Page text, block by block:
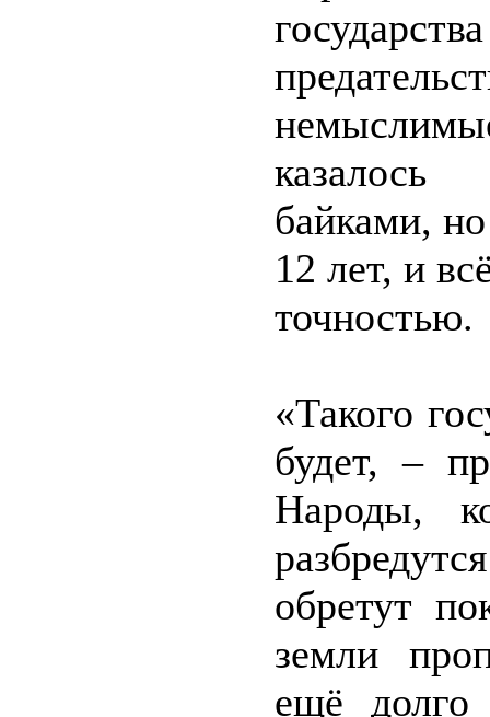
байками,
12 лет, и
точностью.
«Такого
будет, –
Народы,
обретут
земли
ещё долго